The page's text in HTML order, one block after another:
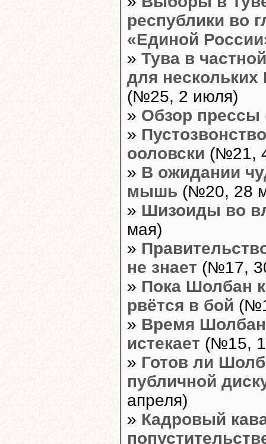
республики во
«Единой
» Тува в
для
(№25, 2 июля)
» Обзор прессы
»
ооловски (№21,
» В ожидании
мышь (№20, 28
» Шизоиды во
мая)
»
не знает (№17,
» Пока Шолбан
рвётся в бой
» Время
истекает (№15,
» Готов ли
публичной
апреля)
» Кадровый